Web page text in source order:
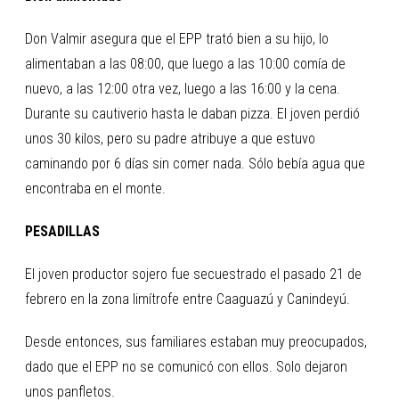
Don Valmir asegura que el EPP trató bien a su hijo, lo
alimentaban a las 08:00, que luego a las 10:00 comía de
nuevo, a las 12:00 otra vez, luego a las 16:00 y la cena.
Durante su cautiverio hasta le daban pizza. El joven perdió
unos 30 kilos, pero su padre atribuye a que estuvo
caminando por 6 días sin comer nada. Sólo bebía agua que
encontraba en el monte.
PESADILLAS
El joven productor sojero fue secuestrado el pasado 21 de
febrero en la zona limítrofe entre Caaguazú y Canindeyú.
Desde entonces, sus familiares estaban muy preocupados,
dado que el EPP no se comunicó con ellos. Solo dejaron
unos panfletos.